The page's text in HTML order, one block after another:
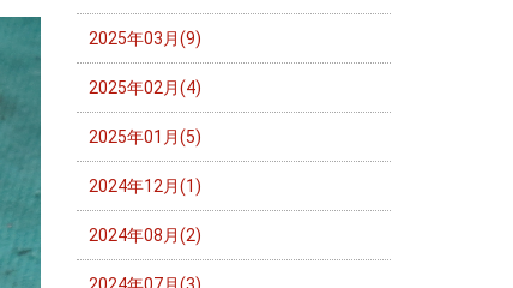
2025年03月(9)
2025年02月(4)
2025年01月(5)
2024年12月(1)
2024年08月(2)